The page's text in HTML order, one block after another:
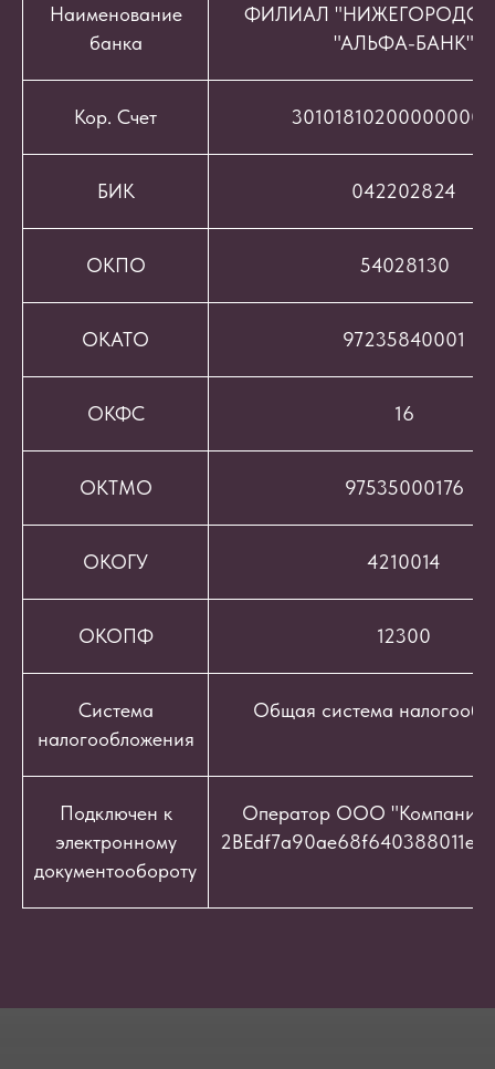
Наименование
банка
ФИЛИАЛ
"АЛЬФА-БАНК"
Кор. Счет
БИК 042202824
ОКПО 54028130
ОКАТО 97235840001
ОКФС 16
ОКТМО 97535000176
ОКОГУ 4210014
ОКОПФ 12300
Система
налогообложения
Общая система
Подключен к
электронному
документообороту
Оператор ООО "Компания